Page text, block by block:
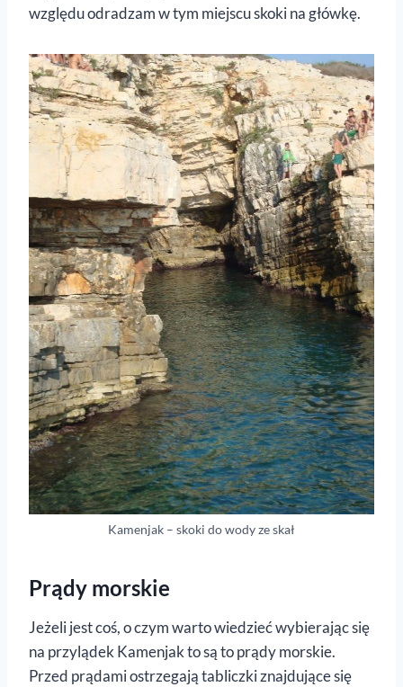
względu odradzam w tym miejscu skoki na główkę.
Kamenjak – skoki do wody ze skał
Prądy morskie
Jeżeli jest coś, o czym warto wiedzieć wybierając się
na przylądek Kamenjak to są to prądy morskie.
Przed prądami ostrzegają tabliczki znajdujące się